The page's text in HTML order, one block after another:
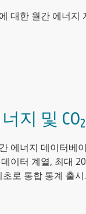
대한 월간 에너지
지 및 CO2
에너지 데이터베
이터 계열, 최대
로 통합 통계 출시.